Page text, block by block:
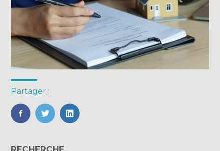
Partager :
FaceBook
TwitterLinkedIn
Blog